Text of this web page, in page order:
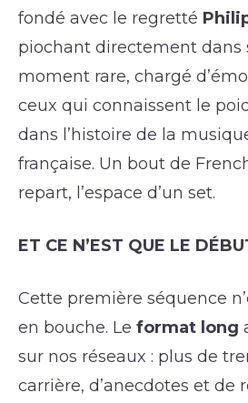
fondé avec le regretté
piochant directement dans
moment rare, chargé
ceux qui connaissent le
dans l’histoire de la
française. Un bout de
repart, l’espace d’un set.
ET CE N’EST QUE LE
Cette première séquence
en bouche. Leformat long
sur nos réseaux : plus de
carrière, d’anecdotes et de